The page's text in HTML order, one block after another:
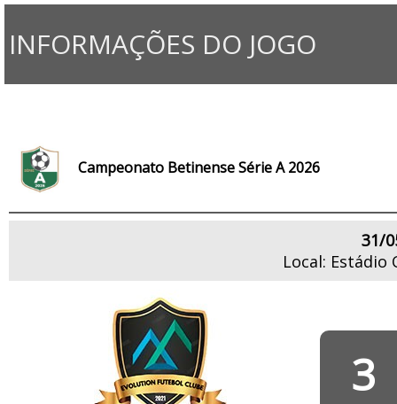
INFORMAÇÕES DO JOGO
Campeonato Betinense Série A 2026
31/
Local: Estádio
3